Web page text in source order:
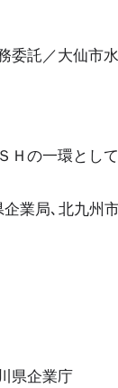
委託／大仙市
の一環とし
業局､北九州
県企業庁